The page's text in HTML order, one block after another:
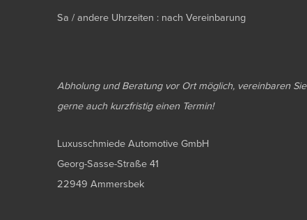
Sa / andere Uhrzeiten : nach Vereinbarung
Abholung und Beratung vor Ort möglich, vereinbaren Sie
gerne auch kurzfristig einen Termin!
Luxusschmiede Automotive GmbH
Georg-Sasse-Straße 41
22949 Ammersbek